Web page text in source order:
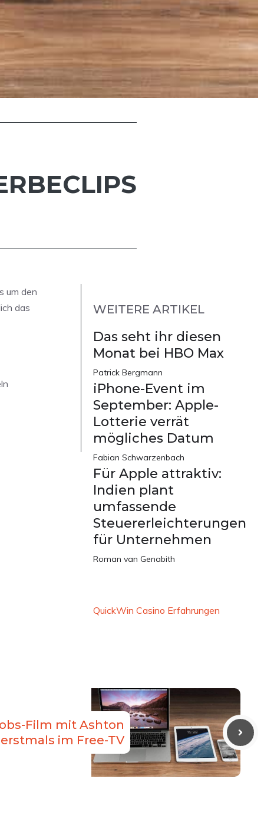
um den
das
WEITERE ARTIKEL
Das seht ihr diesen
Monat bei HBO Max
Patrick Bergmann
iPhone-Event im
September: Apple-
Lotterie verrät
mögliches Datum
Fabian Schwarzenbach
Für Apple attraktiv:
Indien plant
umfassende
Steuererleichterungen
für Unternehmen
Roman van Genabith
QuickWin Casino Erfahrungen
Film mit Ashton
im Free-TV